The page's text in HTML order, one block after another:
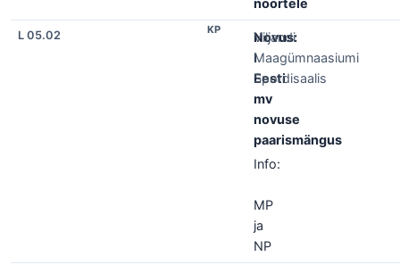
noortele
L 05.02 KP
Novus:
I
Eesti
mv
novuse
paarismängus
Info:
MP
ja
NP
Viljandi
Maagümnaasiumi
Spordisaalis